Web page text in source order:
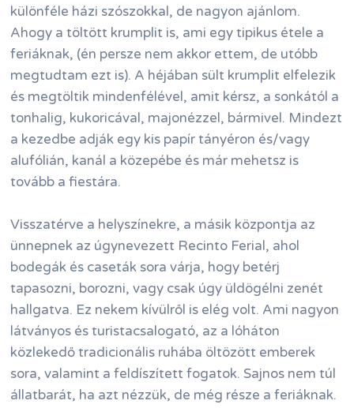
különféle házi szószokkal, de nagyon ajánlom.
Ahogy a töltött krumplit is, ami egy tipikus étele a
feriáknak, (én persze nem akkor ettem, de utóbb
megtudtam ezt is). A héjában sült krumplit elfelezik
és megtöltik mindenfélével, amit kérsz, a sonkától a
tonhalig, kukoricával, majonézzel, bármivel. Mindezt
a kezedbe adják egy kis papír tányéron és/vagy
alufólián, kanál a közepébe és már mehetsz is
tovább a fiestára.
Visszatérve a helyszínekre, a másik központja az
ünnepnek az úgynevezett Recinto Ferial, ahol
bodegák és caseták sora várja, hogy betérj
tapasozni, borozni, vagy csak úgy üldögélni zenét
hallgatva. Ez nekem kívülről is elég volt. Ami nagyon
látványos és turistacsalogató, az a lóháton
közlekedő tradicionális ruhába öltözött emberek
sora, valamint a feldíszített fogatok. Sajnos nem túl
állatbarát, ha azt nézzük, de még része a feriáknak.